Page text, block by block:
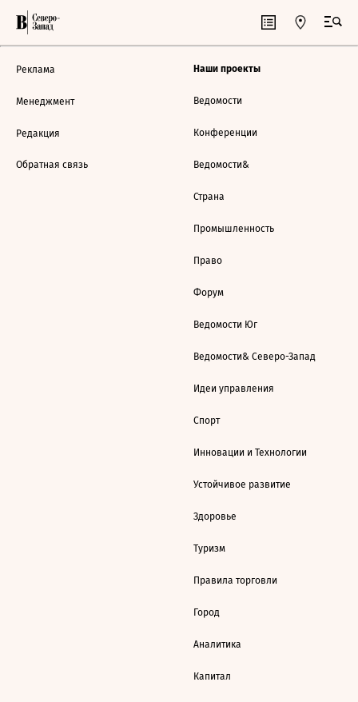
Реклама
Менеджмент
Редакция
Обратная связь
Наши проекты
Ведомости
Конференции
Ведомости&
Страна
Промышленность
Право
Форум
Ведомости Юг
Ведомости& Северо-Запад
Идеи управления
Спорт
Инновации и Технологии
Устойчивое развитие
Здоровье
Туризм
Правила торговли
Город
Аналитика
Капитал